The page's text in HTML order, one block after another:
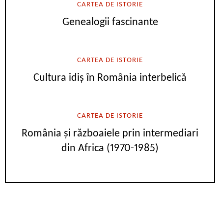
CARTEA DE ISTORIE
Genealogii fascinante
CARTEA DE ISTORIE
Cultura idiș în România interbelică
CARTEA DE ISTORIE
România și războaiele prin intermediari
din Africa (1970-1985)